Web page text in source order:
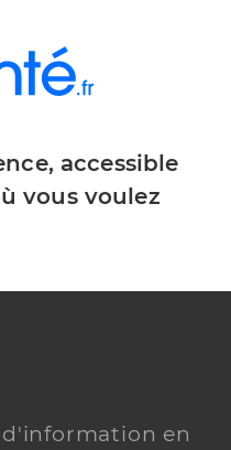
accessible
vous voulez
en